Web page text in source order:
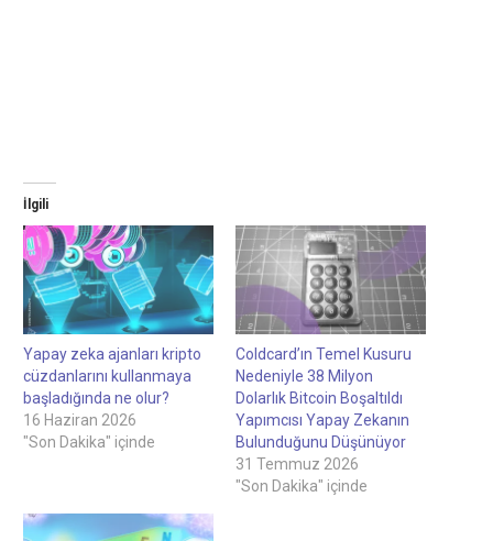
İlgili
Yapay zeka ajanları kripto
cüzdanlarını kullanmaya
başladığında ne olur?
16 Haziran 2026
"Son Dakika" içinde
Coldcard’ın Temel Kusuru
Nedeniyle 38 Milyon
Dolarlık Bitcoin Boşaltıldı
Yapımcısı Yapay Zekanın
Bulunduğunu Düşünüyor
31 Temmuz 2026
"Son Dakika" içinde